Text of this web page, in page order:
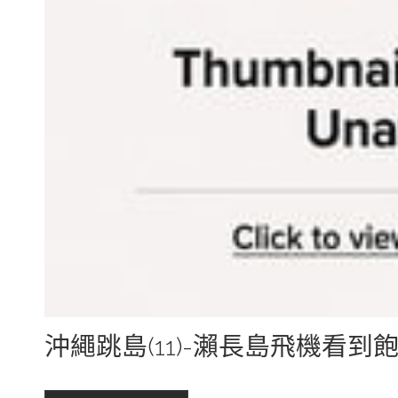
沖繩跳島(11)-瀨長島飛機看到飽